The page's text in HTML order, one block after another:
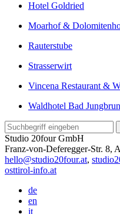
Hotel Goldried
Moarhof &
Rauterstube
Strasserwirt
Vincena Restaurant &
Waldhotel Bad
Studio 20four GmbH
Franz-von-Deferegger-Str. 8,
hello@studio20four.at,
osttirol-info.at
de
en
it